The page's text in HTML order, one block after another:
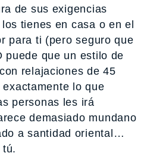
de sus exigencias
tienes en casa o en el
para ti (pero seguro que
puede que un estilo de
relajaciones de 45
lo que
personas les irá
demasiado mundano
a santidad oriental…